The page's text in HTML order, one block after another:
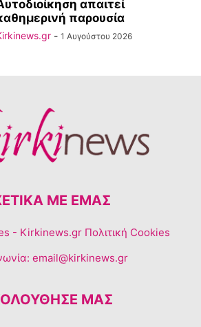
απαιτεί
παρουσία
- 1 Αυγούστου 2026
ΜΕ ΕΜΆΣ
- Kirkinews.gr Πολιτική Cookies
email@kirkinews.gr
ΜΑΣ